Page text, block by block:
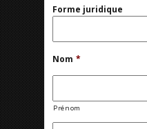
Forme juridique
Nom *
Prénom